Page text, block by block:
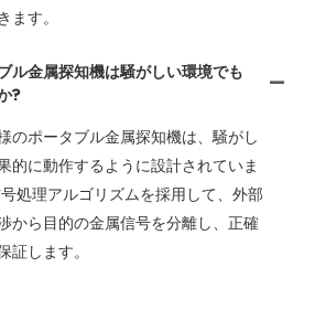
ます。
ル金属探知機は騒がしい環境でも
?
のポータブル金属探知機は、騒がし
的に動作するように設計されていま
処理アルゴリズムを採用して、外部
から目的の金属信号を分離し、正確
証します。